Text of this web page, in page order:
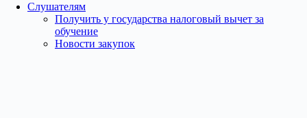
Слушателям
Получить у государства налоговый вычет за
обучение
Новости закупок